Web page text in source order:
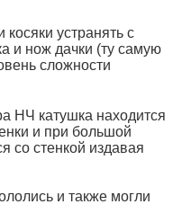
косяки устранять с
и нож дачки (ту самую
сложности
НЧ катушка находится
и при большой
со стенкой издавая
и также могли